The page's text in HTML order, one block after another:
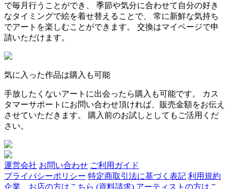
で毎月行うことができ、 季節や気分に合わせて自分の好き
なタイミングで絵を着せ替えることで、 常に新鮮な気持ち
でアートを楽しむことができます。 交換はマイページで申
請いただけます。
気に入った作品は購入も可能
手放したくないアートに出会ったら購入も可能です。 カス
タマーサポートにお問い合わせ頂ければ、販売金額をお伝え
させていただきます。 購入前のお試しとしてもご活用くだ
さい。
運営会社 お問い合わせ ご利用ガイド
プライバシーポリシー 特定商取引法に基づく表記 利用規約
企業、お店の方はこちら (資料請求) アーティストの方はこ